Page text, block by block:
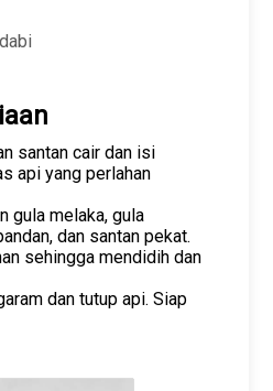
santan cair dan isi
api yang perlahan
gula melaka, gula
dan santan pekat.
sehingga mendidih dan
dan tutup api. Siap